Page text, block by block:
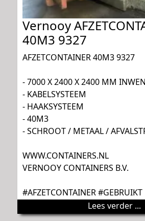
Vernooy
40M3 9327
AFZETCONTAINER 40M3 9327
- 7000 X 2400 X 2400 MM
- KABELSYSTEEM
- HAAKSYSTEEM
- 40M3
- SCHROOT / METAAL /
WWW.CONTAINERS.NL
VERNOOY CONTAINERS B.V.
#AFZETCONTAINER #GEBRUIKT
Lees verder ...